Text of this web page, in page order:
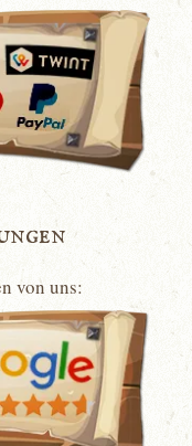
von uns: